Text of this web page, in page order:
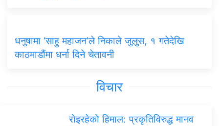
धनुषामा ‘साहु महाजन’ले निकाले जुलुस, १ गतेदेखि
काठमाडौंमा धर्ना दिने चेतावनी
विचार
रोइरहेको हिमाल: प्रकृतिविरुद्ध मानव